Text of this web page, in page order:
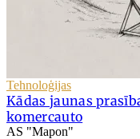
Tehnoloģijas
Kādas jaunas
komercauto
AS "Mapon"